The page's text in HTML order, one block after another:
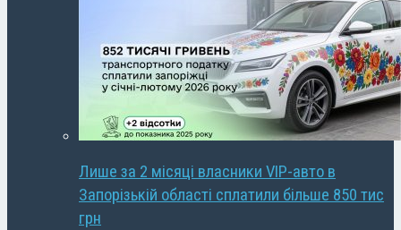
Лише за 2 місяці власники VIP-авто в
Запорізькій області сплатили більше 850 тис
грн